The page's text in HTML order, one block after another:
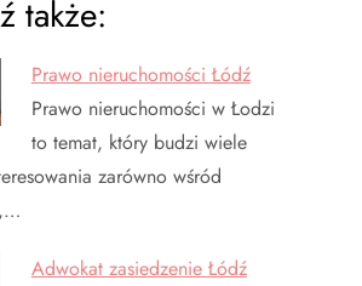
także:
Prawo nieruchomości Łódź
Prawo nieruchomości w Łodzi
to temat, który budzi wiele
zarówno wśród
Adwokat zasiedzenie Łódź